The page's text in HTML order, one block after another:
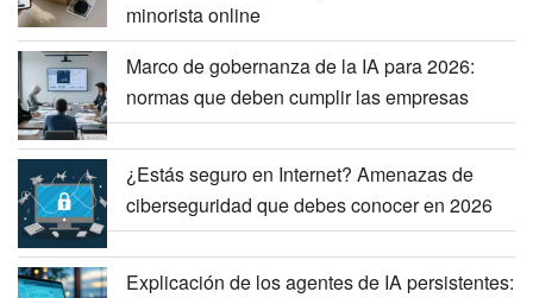
minorista online
Marco de gobernanza de la IA para 2026:
normas que deben cumplir las empresas
¿Estás seguro en Internet? Amenazas de
ciberseguridad que debes conocer en 2026
Explicación de los agentes de IA persistentes: